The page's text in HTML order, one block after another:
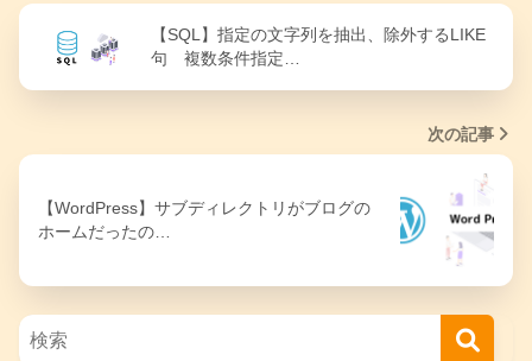
【SQL】指定の文字列を抽出、除外するLIKE
句 複数条件指定…
次の記事
【WordPress】サブディレクトリがブログの
ホームだったの…